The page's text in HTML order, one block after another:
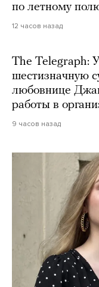
по летному
12 часов назад
The Telegraph:
шестизначную
любовнице
работы в
9 часов назад